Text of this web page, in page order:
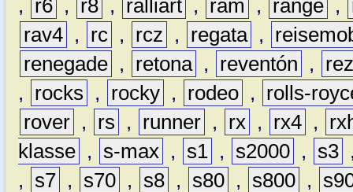
,
r6 , r8 , ralliart , ram , range ,
rav4 , rc , rcz , regata ,
renegade , retona , reventón ,
,
rocks , rocky , rodeo ,
rolls-
rover , rs , runner , rx , rx4 ,
klasse , s-max , s1 , s2000 , s3
,
s7 , s70 , s8 , s80 , s800 ,